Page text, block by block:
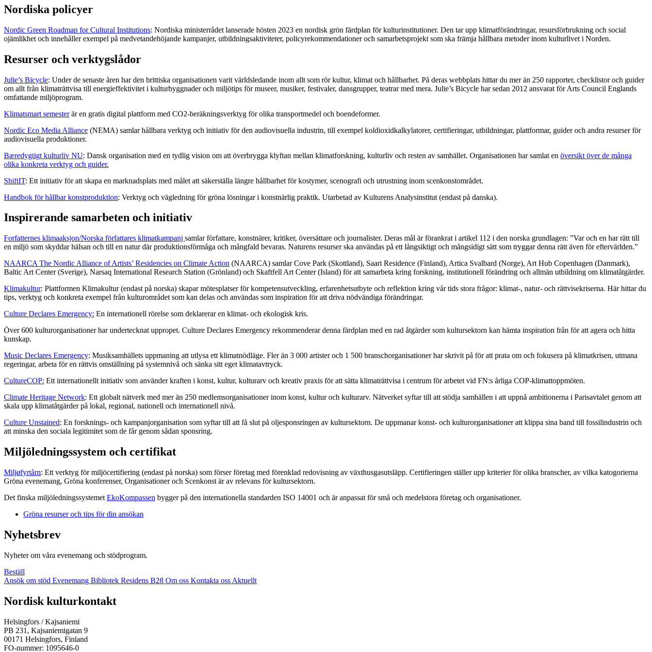
Nordiska policyer
Nordic Green Roadmap for Cultural Institutions: Nordiska ministerrådet lanserade hösten 2023 en nordisk grön färdplan för kulturinstitutioner. Den tar upp klimatförändringar, resursförbrukning och social
ojämlikhet och innehåller exempel på medvetandehöjande kampanjer, utbildningsaktiviteter, policyrekommendationer och samarbetsprojekt som ska främja hållbara metoder inom kulturlivet i Norden.
Resurser och verktygslådor
Julie’s Bicycle: Under de senaste åren har den brittiska organisationen varit världsledande inom allt som rör kultur, klimat och hållbarhet. På deras webbplats hittar du mer än 250 rapporter, checklistor och guider
om allt från klimaträttvisa till energieffektivitet i kulturbyggnader och miljötips för museer, musiker, festivaler, dansgrupper, teatrar med mera. Julie’s Bicycle har sedan 2012 ansvarat för Arts Council Englands
omfattande miljöprogram.
Klimatsmart semesterär en gratis digital plattform med CO2-beräkningsverktyg för olika transportmedel och boendeformer.
Nordic Eco Media Alliance (NEMA) samlar hållbara verktyg och initiativ för den audiovisuella industrin, till exempel koldioxidkalkylatorer, certifieringar, utbildningar, plattformar, guider och andra resurser för
audiovisuella produktioner.
Bæredygtigt kulturliv NU: Dansk organisation med en tydlig vision om att överbrygga klyftan mellan klimatforskning, kulturliv och resten av samhället. Organisationen har samlat en översikt över de många
olika konkreta verktyg och guider.
ShiftIT: Ett initiativ för att skapa en marknadsplats med målet att säkerställa längre hållbarhet för kostymer, scenografi och utrustning inom scenkonstområdet.
Handbok för hållbar konstproduktion: Verktyg och vägledning för gröna lösningar i konstnärlig praktik. Utarbetad av Kulturens Analysinstitut (endast på danska).
Inspirerande samarbeten och initiativ
Forfatternes klimaaksjon/Norska författares klimatkampanj samlar författare, konstnärer, kritiker, översättare och journalister. Deras mål är förankrat i artikel 112 i den norska grundlagen: ”Var och en har rätt till
en miljö som skyddar hälsan och till en natur där produktionsförmåga och mångfald bevaras. Naturens resurser ska användas på ett långsiktigt och mångsidigt sätt som tryggar denna rätt även för eftervärlden.”
NAARCA The Nordic Alliance of Artists’ Residencies on Climate Action (NAARCA) samlar Cove Park (Skottland), Saari Residence (Finland), Artica Svalbard (Norge), Art Hub Copenhagen (Danmark),
Baltic Art Center (Sverige), Narsaq International Research Station (Grönland) och Skaftfell Art Center (Island) för att samarbeta kring forskning, institutionell förändring och allmän utbildning om klimatåtgärder.
Klimakultur: Plattformen Klimakultur (endast på norska) skapar mötesplatser för kompetensutveckling, erfarenhetsutbyte och reflektion kring vår tids stora frågor: klimat-, natur- och rättvisekriserna. Här hittar du
tips, verktyg och konkreta exempel från kulturområdet som kan delas och användas som inspiration för att driva nödvändiga förändringar.
Culture Declares Emergency: En internationell rörelse som deklarerar en klimat- och ekologisk kris.
Över 600 kulturorganisationer har undertecknat uppropet. Culture Declares Emergency rekommenderar denna färdplan med en rad åtgärder som kultursektorn kan hämta inspiration från för att agera och hitta
kunskap.
Music Declares Emergency: Musiksamhällets uppmaning att utlysa ett klimatnödläge. Fler än 3 000 artister och 1 500 branschorganisationer har skrivit på för att prata om och fokusera på klimatkrisen, utmana
regeringar, arbeta för en rättvis omställning på systemnivå och sänka sitt eget klimatavtryck.
CultureCOP: Ett internationellt initiativ som använder kraften i konst, kultur, kulturarv och kreativ praxis för att sätta klimaträttvisa i centrum för arbetet vid FN:s årliga COP-klimattoppmöten.
Climate Heritage Network: Ett globalt nätverk med mer än 250 medlemsorganisationer inom konst, kultur och kulturarv. Nätverket syftar till att stödja samhällen i att uppnå ambitionerna i Parisavtalet genom att
skala upp klimatåtgärder på lokal, regional, nationell och internationell nivå.
Culture Unstained: En forsknings- och kampanjorganisation som syftar till att få slut på oljesponsringen av kultursektorn. De uppmanar konst- och kulturorganisationer att klippa sina band till fossilindustrin och
att minska den sociala legitimitet som de får genom sådan sponsring.
Miljöledningssystem och certifikat
Miljøfyrtårn: Ett verktyg för miljöcertifiering (endast på norska) som förser företag med förenklad redovisning av växthusgasutsläpp. Certifieringen ställer upp kriterier för olika branscher, av vilka katogorierna
Gröna evenemang, Gröna konferenser, Organisationer och Scenkonst är av relevans för kultursektorn.
Det finska miljöledningssystemet EkoKompassen bygger på den internationella standarden ISO 14001 och är anpassat för små och medelstora företag och organisationer.
Gröna resurser och tips för din ansökan
Nyhetsbrev
Nyheter om våra evenemang och stödprogram.
Beställ
Ansök om stöd Evenemang Bibliotek Residens B28 Om oss Kontakta oss Aktuellt
Facebook:
Öppnas
en
ny
flik
Instagram:
Öppnas
en
ny
flik
TikTok:
Öppnas
en
ny
flik
Youtube:
Öppnas
en
ny
flik
Vimeo:
Öppnas
en
ny
flik
Nordisk kulturkontakt
Helsingfors / Kajsaniemi
PB 231, Kajsaniemigatan 9
00171 Helsingfors, Finland
FO-nummer: 1095646-0